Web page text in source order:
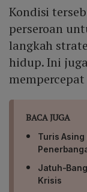
Kondisi
perseroan
langkah
hidup. Ini
BACA JUGA
Turis Asing
Jatuh-
Krisis